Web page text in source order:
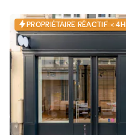
PROPRIÉTAIRE RÉACTIF < 4H